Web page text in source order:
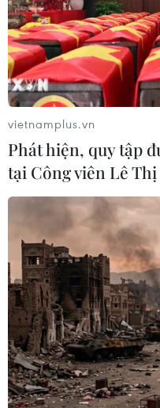
vietnamplus.vn
Phát hiện, quy tập
tại Công viên Lê